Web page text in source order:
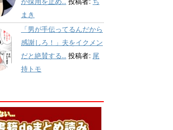
まき
「男が手伝ってるんだから
感謝しろ！」夫をイクメン
だと絶賛する... 投稿者: 尾
持トモ